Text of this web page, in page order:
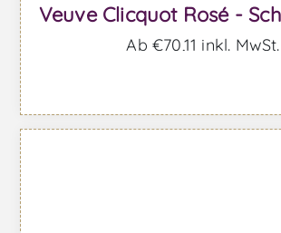
Veuve Clicquot Rosé -
Ab €70,11 inkl. MwSt.